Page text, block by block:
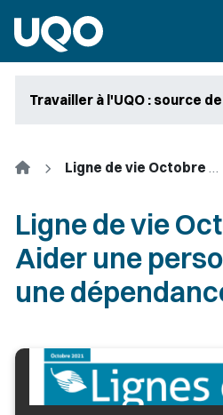
Travailler à l'UQO : source
Accueil Ligne de vie Octobre 2021 - Aider une personne avec une dépendance
Ligne de vie
Aider une
une